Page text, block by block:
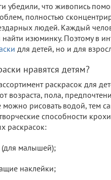
убедили, что живопись
полностью
людей. Каждый
найти изюминку. Поэтому в
для детей, но и для
нравятся детям?
раскрасок для
возраста, пола,
рисовать водой, тем
способности
раскрасок:
малышей);
наклейки;